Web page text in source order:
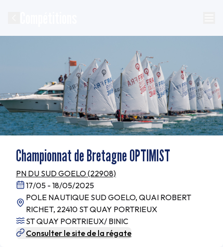
Championnat de Bretagne OPTIMIST
PN DU SUD GOELO (22908)
17/05 - 18/05/2025
POLE NAUTIQUE SUD GOELO, QUAI ROBERT
RICHET, 22410 ST QUAY PORTRIEUX
ST QUAY PORTRIEUX/ BINIC
Consulter le site de la régate